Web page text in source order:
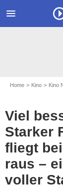
menu
Home Kino Kino
Viel
Starker
fliegt
raus –
voller